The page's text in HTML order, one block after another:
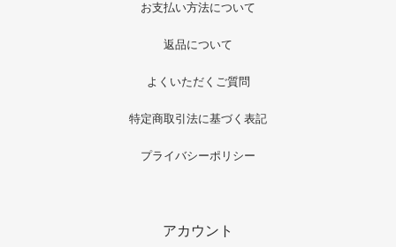
お支払い方法について
返品について
よくいただくご質問
特定商取引法に基づく表記
プライバシーポリシー
アカウント